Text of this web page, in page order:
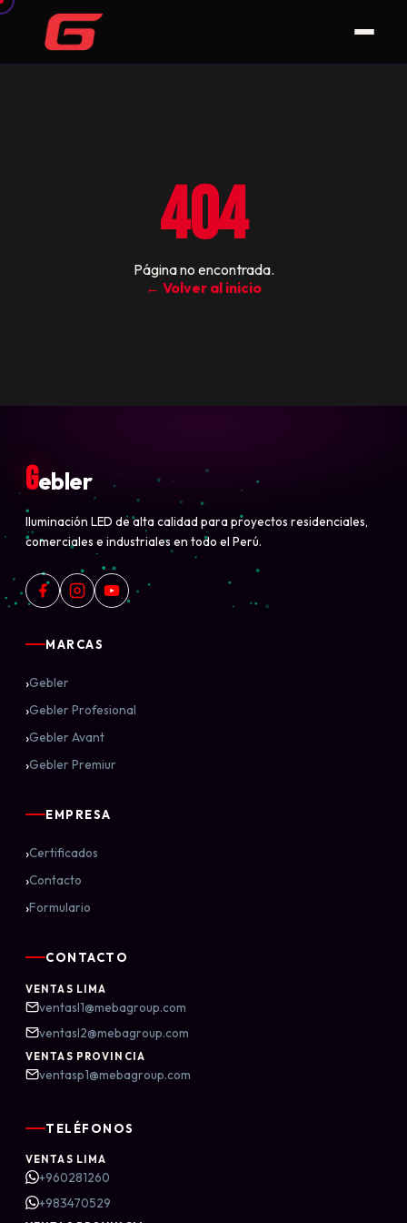
404
Página no encontrada.
← Volver al inicio
Gebler
Iluminación LED de alta calidad para proyectos residenciales,
comerciales e industriales en todo el Perú.
MARCAS
›Gebler
›Gebler Profesional
›Gebler Avant
›Gebler Premiur
EMPRESA
›Certificados
›Contacto
›Formulario
CONTACTO
VENTAS LIMA
ventasl1@mebagroup.com
ventasl2@mebagroup.com
VENTAS PROVINCIA
ventasp1@mebagroup.com
TELÉFONOS
VENTAS LIMA
+960281260
+983470529